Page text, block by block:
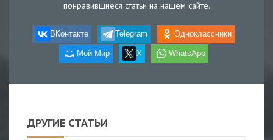
понравившиеся статьи на нашем сайте.
ВКонтакте Telegram Одноклассники
Мой Мир X WhatsApp
ДРУГИЕ СТАТЬИ